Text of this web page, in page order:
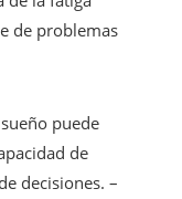
de problemas
puede
de
decisiones. –